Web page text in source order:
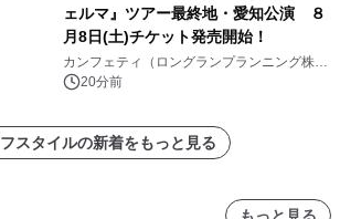
ェルマ』ツアー最終地・愛知公演 ８
月8日(土)チケット発売開始！
カンフェティ（ロングランプランニング株式
会社）
20分前
スタイルの新着をもっと見る
もっと見る